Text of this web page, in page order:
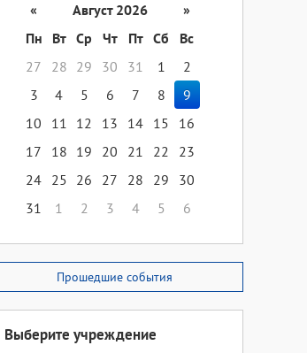
« Август 2026
»
Пн
Вт Ср Чт Пт Сб
Вс
27
28 29 30 31 1
2
3
4 5 6 7 8
9
10
11 12 13 14 15
16
17
18 19 20 21 22
23
24 25 26 27 28 29
30
31
1 2 3 4 5 6
Прошедшие события
Выберите учреждение